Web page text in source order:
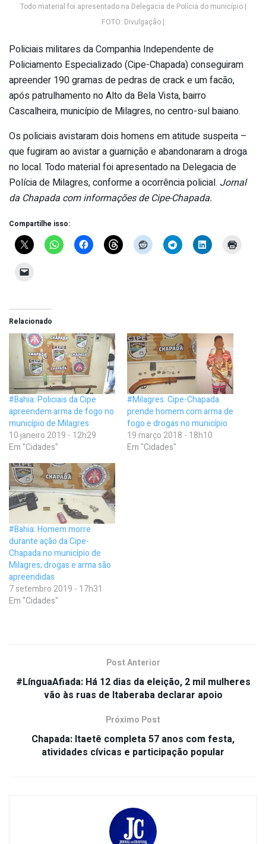
Todo material foi apresentado na Delegacia de Polícia do município |
FOTO: Divulgação |
Policiais militares da Companhia Independente de
Policiamento Especializado (Cipe-Chapada) conseguiram
apreender 190 gramas de pedras de crack e um facão,
após patrulhamento no Alto da Bela Vista, bairro
Cascalheira, município de Milagres, no centro-sul baiano.
Os policiais avistaram dois homens em atitude suspeita –
que fugiram ao avistar a guarnição e abandonaram a droga
no local. Todo material foi apresentado na Delegacia de
Polícia de Milagres, conforme a ocorrência policial. Jornal
da Chapada com informações de Cipe-Chapada.
Compartilhe isso:
Relacionado
#Bahia: Policiais da Cipe
apreendem arma de fogo no
município de Milagres
10 janeiro 2019 - 12h29
Em "Cidades"
#Milagres: Cipe-Chapada
prende homem com arma de
fogo e drogas no município
19 março 2018 - 18h10
Em "Cidades"
#Bahia: Homem morre
durante ação da Cipe-
Chapada no município de
Milagres; drogas e arma são
apreendidas
7 setembro 2019 - 17h31
Em "Cidades"
Post Anterior
#LínguaAfiada: Há 12 dias da eleição, 2 mil mulheres
vão às ruas de Itaberaba declarar apoio
Próximo Post
Chapada: Itaetê completa 57 anos com festa,
atividades cívicas e participação popular